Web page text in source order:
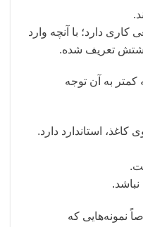
دارد؛ با آنچه وارد
تعریف شده.
به آن توجه
استاندارد دارد.
نمونه‌هایی که